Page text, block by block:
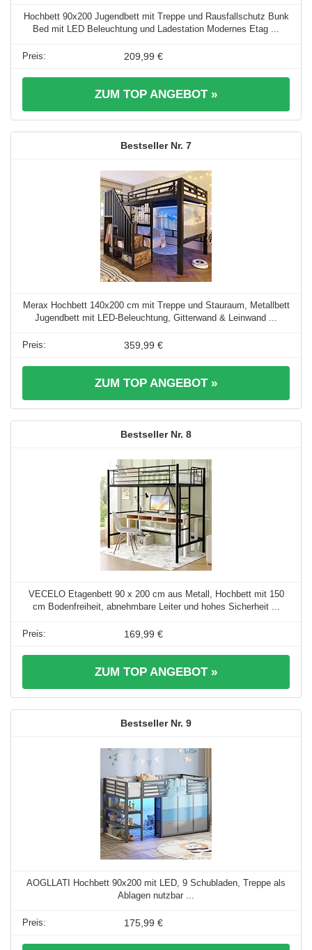
Hochbett 90x200 Jugendbett mit Treppe und Rausfallschutz Bunk
Bed mit LED Beleuchtung und Ladestation Modernes Etag ...
209,99 €
ZUM TOP ANGEBOT »
7
Merax Hochbett 140x200 cm mit Treppe und Stauraum, Metallbett
Jugendbett mit LED-Beleuchtung, Gitterwand & Leinwand ...
359,99 €
ZUM TOP ANGEBOT »
8
VECELO Etagenbett 90 x 200 cm aus Metall, Hochbett mit 150
cm Bodenfreiheit, abnehmbare Leiter und hohes Sicherheit ...
169,99 €
ZUM TOP ANGEBOT »
9
AOGLLATI Hochbett 90x200 mit LED, 9 Schubladen, Treppe als
Ablagen nutzbar ...
175,99 €